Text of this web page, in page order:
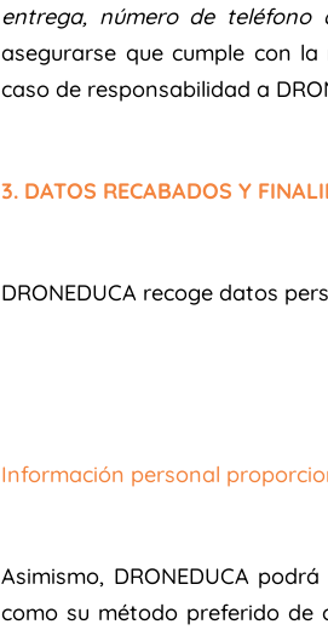
entrega, número de
asegurarse que cumple con
caso de responsabilidad a
3. DATOS RECABADOS Y
DRONEDUCA recoge datos
Información personal
Asimismo, DRONEDUCA
como su método preferido de